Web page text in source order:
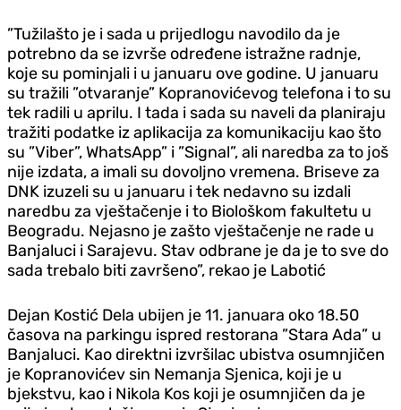
”Tužilašto je i sada u prijedlogu navodilo da je
potrebno da se izvrše određene istražne radnje,
koje su pominjali i u januaru ove godine. U januaru
su tražili ”otvaranje” Kopranovićevog telefona i to su
tek radili u aprilu. I tada i sada su naveli da planiraju
tražiti podatke iz aplikacija za komunikaciju kao što
su ”Viber”, WhatsApp” i ”Signal”, ali naredba za to još
nije izdata, a imali su dovoljno vremena. Briseve za
DNK izuzeli su u januaru i tek nedavno su izdali
naredbu za vještačenje i to Biološkom fakultetu u
Beogradu. Nejasno je zašto vještačenje ne rade u
Banjaluci i Sarajevu. Stav odbrane je da je to sve do
sada trebalo biti završeno”, rekao je Labotić
Dejan Kostić Dela ubijen je 11. januara oko 18.50
časova na parkingu ispred restorana ”Stara Ada” u
Banjaluci. Kao direktni izvršilac ubistva osumnjičen
je Kopranovićev sin Nemanja Sjenica, koji je u
bjekstvu, kao i Nikola Kos koji je osumnjičen da je